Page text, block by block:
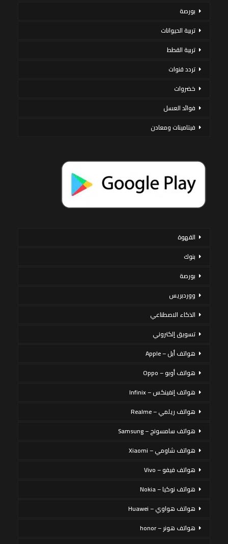
بورصة
تربية الحيوانات
تربية القطط
تردد قنوات
خضروات
فوائد العسل
فيتامينات ومعادن
القهوة
بنوك
بورصة
ووردبريس
الذكاء الاصطناعي
تسويق إلكتروني
هواتف أبل – Apple
هواتف أوبو – Oppo
هواتف إنفينكس – Infinix
هواتف ريلمي – Realme
هواتف سامسونج – Samsung
هواتف شاومي – Xiaomi
هواتف فيفو – Vivo
هواتف نوكيا – Nokia
هواتف هواوي – Huawei
هواتف هونر – honor